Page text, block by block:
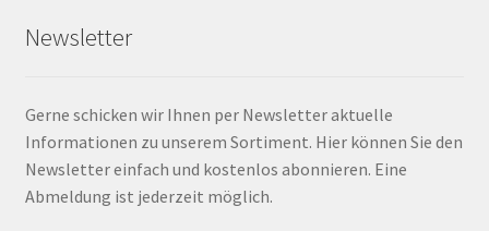
Newsletter
Gerne schicken wir Ihnen per Newsletter aktuelle
Informationen zu unserem Sortiment. Hier können Sie den
Newsletter einfach und kostenlos abonnieren. Eine
Abmeldung ist jederzeit möglich.